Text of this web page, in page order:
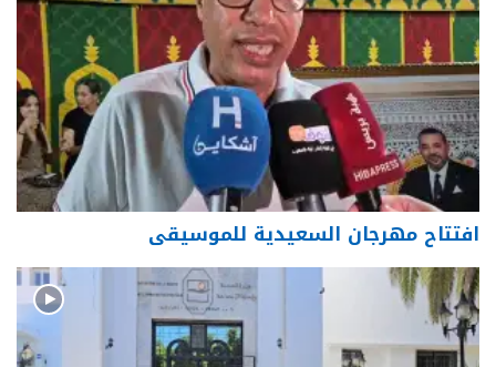
افتتاح مهرجان السعيدية للموسيقى